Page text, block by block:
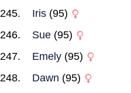
Iris (95)
Sue (95)
Emely (95)
Dawn (95)